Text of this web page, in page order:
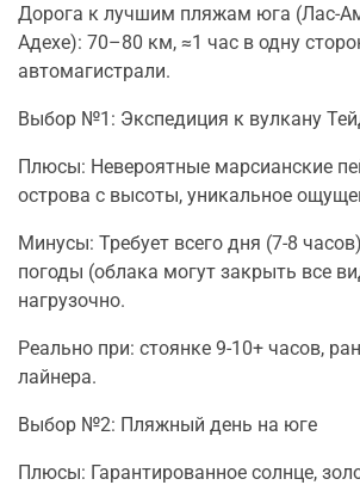
Дорога к лучшим пляжам юга (Лас-
Адехе): 70–80 км, ≈1 час в одну
автомагистрали.
Выбор №1: Экспедиция к вулкану
Плюсы: Невероятные марсианские
острова с высоты, уникальное
Минусы: Требует всего дня (7-8
погоды (облака могут закрыть все
нагрузочно.
Реально при: стоянке 9-10+ часов,
лайнера.
Выбор №2: Пляжный день на юге
Плюсы: Гарантированное солнце,